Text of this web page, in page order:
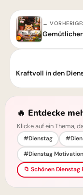
←
🔥 Entdecke
Klicke auf ein Thema,
#Dienstag
#Dienstag Motivation
📁 Schönen Dienstag